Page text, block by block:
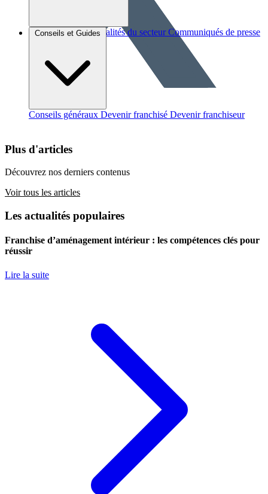
Brèves et actus Actualités du secteur Communiqués de presse
Conseils et Guides
Conseils généraux Devenir franchisé Devenir franchiseur
Plus d'articles
Découvrez nos derniers contenus
Voir tous les articles
Les actualités populaires
Franchise d’aménagement intérieur : les compétences clés pour
réussir
Lire la suite